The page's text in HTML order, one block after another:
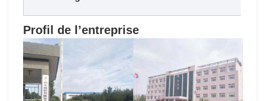
Profil de l’entreprise